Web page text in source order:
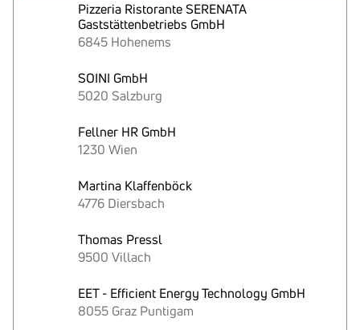
Pizzeria Ristorante SERENATA
Gaststättenbetriebs GmbH
6845 Hohenems
SOINI GmbH
5020 Salzburg
Fellner HR GmbH
1230 Wien
Martina Klaffenböck
4776 Diersbach
Thomas Pressl
9500 Villach
EET - Efficient Energy Technology GmbH
8055 Graz Puntigam